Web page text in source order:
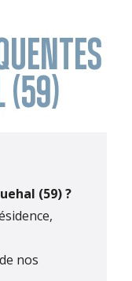
(59)
(59) ?
nos